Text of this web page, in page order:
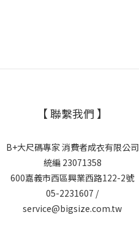
【 聯繫我們 】
B+大尺碼專家 消費者成衣有限公司
統編 23071358
600嘉義市西區興業西路122-2號
05-2231607 /
service@bigsize.com.tw